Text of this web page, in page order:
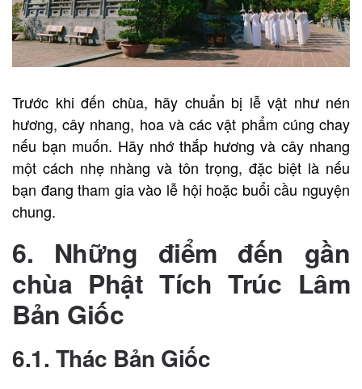
Trước khi đến chùa, hãy chuẩn bị lễ vật như nén
hương, cây nhang, hoa và các vật phẩm cúng chay
nếu bạn muốn. Hãy nhớ thắp hương và cây nhang
một cách nhẹ nhàng và tôn trọng, đặc biệt là nếu
bạn đang tham gia vào lễ hội hoặc buổi cầu nguyện
chung.
6. Những điểm đến gần
chùa Phật Tích Trúc Lâm
Bản Giốc
6.1. Thác Bản Giốc